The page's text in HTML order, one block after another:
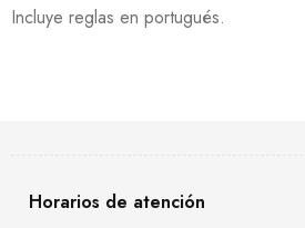
Incluye reglas en portugués.
Horarios de atención